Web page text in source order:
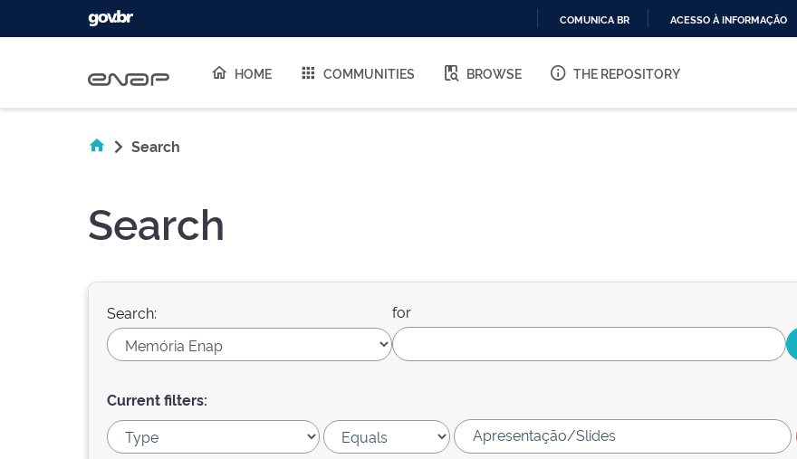
O
COMUNICA BR ACESSO À INFORMAÇÃO
HOME COMMUNITIES BROWSE THE REPOSITORY
Search
Search
Search: for
Current filters: